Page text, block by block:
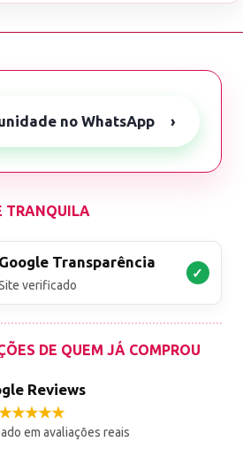
no WhatsApp ›
TRANQUILA
Google Transparência
verificado
✓
DE QUEM JÁ COMPROU
Reviews
em avaliações reais